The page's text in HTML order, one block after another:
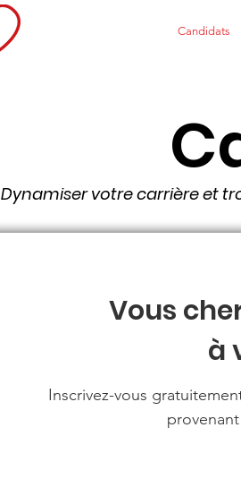
Candidats
Dynamiser votre carrière et
Vous
à
Inscrivez-vous